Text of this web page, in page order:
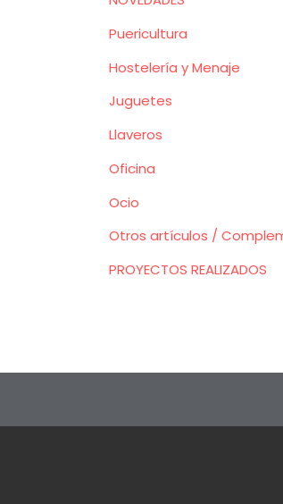
Puericultura
Hostelería y Menaje
Juguetes
Llaveros
Oficina
Ocio
Otros artículos /
PROYECTOS REALIZADOS